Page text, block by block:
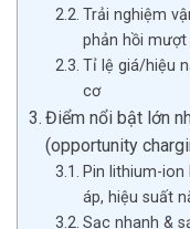
Trải nghiệm
phản hồi mượt
Tỉ lệ giá/hiệu
cơ
Điểm nổi bật lớn
(opportunity
Pin lithium-
áp, hiệu suất
Sạc nhanh &